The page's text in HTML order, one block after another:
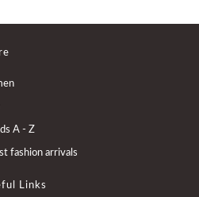
Se
en
pestaña
Se
abre
nueva
A - ZSe
abre
una
fashion arrivals
Links